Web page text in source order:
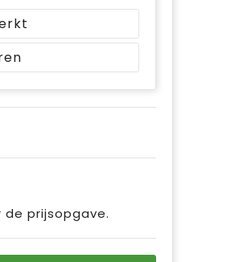
prijsopgave.